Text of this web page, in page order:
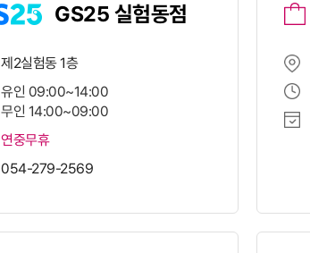
GS25 실험동점
제2실험동 1층
유인 09:00~14:00
무인 14:00~09:00
연중무휴
054-279-2569